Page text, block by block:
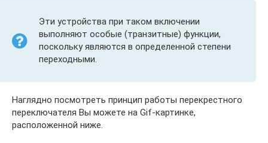
Эти устройства при таком включении
выполняют особые (транзитные) функции,
поскольку являются в определенной степени
переходными.
Наглядно посмотреть принцип работы перекрестного
переключателя Вы можете на Gif-картинке,
расположенной ниже.